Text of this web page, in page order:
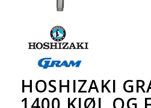
HOSHIZAKI